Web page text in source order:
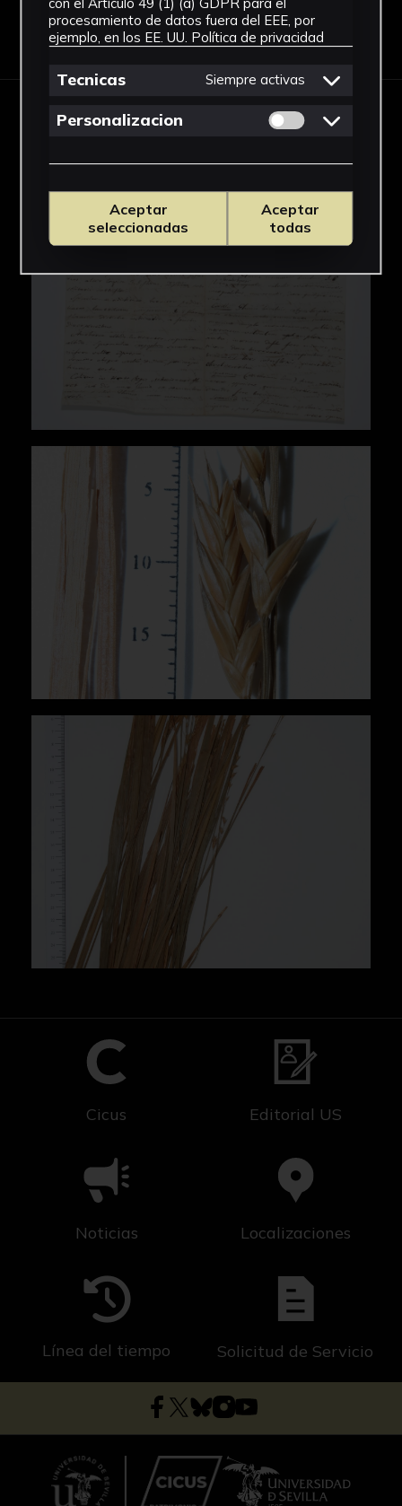
Descargar Ficha
IMÁGENES
Cicus Editorial US
Noticias Localizaciones
Línea del tiempo Solicitud de Servicio
procesamiento de datos fuera del EEE, por
ejemplo, en los EE. UU. Política de privacidad
Tecnicas Siempre activas
Personalizacion Permitir cookies
Aceptar
seleccionadas
Aceptar
todas